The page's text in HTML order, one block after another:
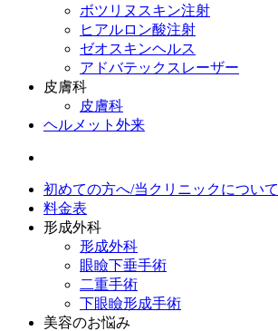
ボツリヌスキン注射
ヒアルロン酸注射
ゼオスキンヘルス
アドバテックスレーザー
皮膚科
皮膚科
ヘルメット外来
初めての方へ/当クリニックについて
料金表
形成外科
形成外科
眼瞼下垂手術
二重手術
下眼瞼形成手術
美容のお悩み